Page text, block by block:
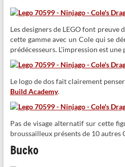
Les designers de LEGO font preuve
cette gamme avec un Cole qui se
prédécesseurs. L’impression est
Le logo de dos fait clairement
Build Academy.
Pas de visage alternatif sur cette
broussailleux présents de 10 autres
Bucko